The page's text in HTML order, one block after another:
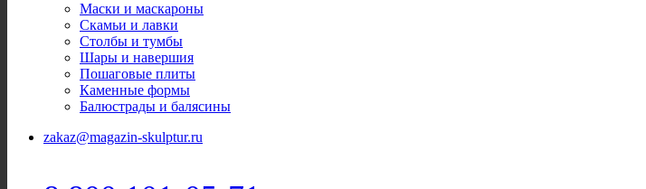
Маски и маскароны
Скамьи и лавки
Столбы и тумбы
Шары и навершия
Пошаговые плиты
Каменные формы
Балюстрады и балясины
zakaz@magazin-skulptur.ru